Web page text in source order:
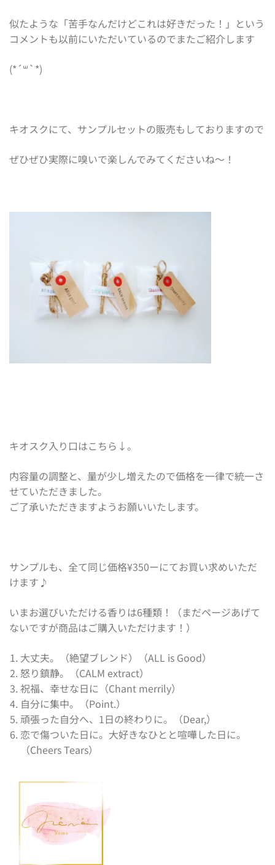
似たような「苦手なんだけどこれは好きだった！」という
コメントも以前にいただいているのでまたご紹介します
(*´꒳`*)
キオスクにて、サンプルセットの販売もしておりますので
ぜひぜひ実際に嗅いで楽しんでみてくださいね〜！
キオスク入り口はこちら↓。
内容量の調整と、量が少し増えたので価格を一律で統一さ
せていただきました。
ご了承いただきますようお願いいたします。
サンプルも、全て同じ価格¥350ーにてお買い求めいただ
けます♪
いまお選びいただける香りは6種類！（まだページあげて
ないですが商品はご購入いただけます！）
大丈夫。（絶望ブレンド）（ALL is Good）
怒り鎮静。（CALM extract）
祝福、幸せな日に（Chant merrily）
自分に集中。（Point.）
頑張った自分へ、1日の終わりに。（Dear,）
恋で傷ついた日に。大好きなひとと喧嘩した日に。
（Cheers Tears）